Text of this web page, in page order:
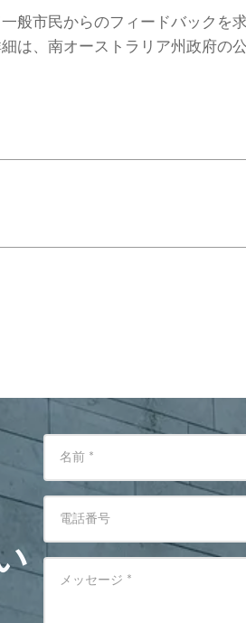
般市民からのフィードバックを
は、南オーストラリア州政府の
名前 *
電話番号
メッセージ *